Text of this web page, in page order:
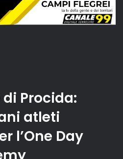
Procida:
atleti
l’One Day